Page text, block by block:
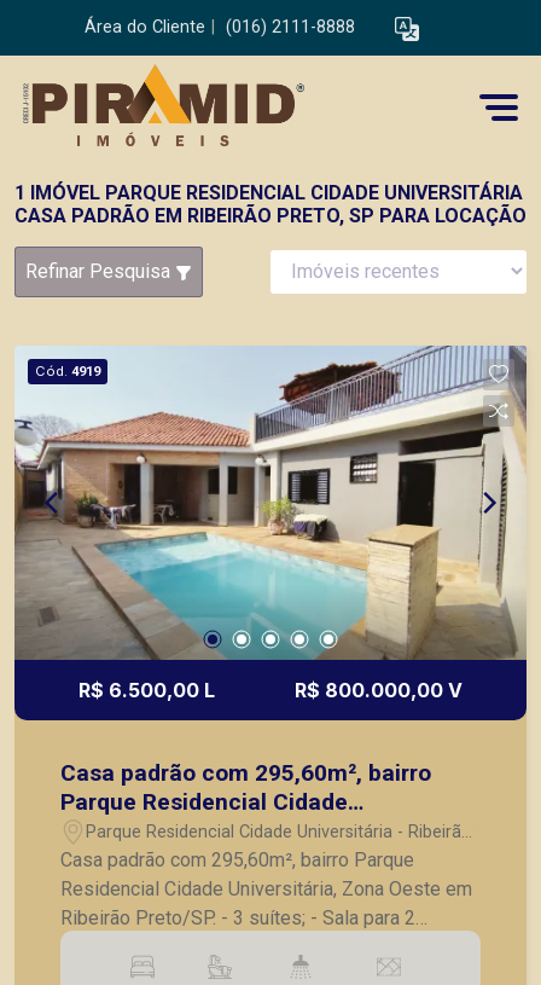
Área do Cliente (016) 2111-8888
1 IMÓVEL PARQUE RESIDENCIAL CIDADE UNIVERSITÁRIA
CASA PADRÃO EM RIBEIRÃO PRETO, SP PARA LOCAÇÃO
Refinar Pesquisa
Cód. 4919
R$ 6.500,00 L R$ 800.000,00 V
Casa padrão com 295,60m², bairro
Parque Residencial Cidade
Universitária, Zona Oeste em Ribeirão
Preto/SP.
Parque Residencial Cidade Universitária - Ribeirão
Preto/SP
Casa padrão com 295,60m², bairro Parque
Residencial Cidade Universitária, Zona Oeste em
Ribeirão Preto/SP. - 3 suítes; - Sala para 2
ambientes; - Lavabo; - Escritório; - Cozinha com
gabinete; - Lavanderia; - Banheiro de serviço; -